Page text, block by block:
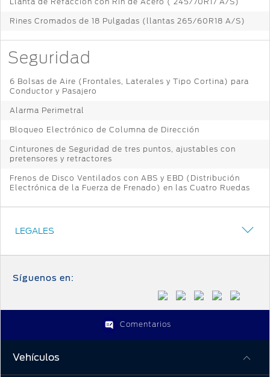
Rines Cromados de 18 Pulgadas (llantas 265/60R18 A/S)
Seguridad
6 Bolsas de Aire (Frontales, Laterales y Tipo Cortina) para
Conductor y Pasajero
Alarma Perimetral
Bloqueo Electrónico de Columna de Dirección
Cinturones de Seguridad de tres puntos, ajustables con
pretensores y retractores
Frenos de Disco Ventilados con ABS y EBD (Distribución
Electrónica de la Fuerza de Frenado) en las Cuatro Ruedas
LEGALES
Síguenos en:
Comentarios
Vehículos